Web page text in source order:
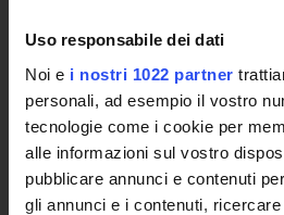
Uso responsabile dei dati
Noi e i nostri 1022 partner
personali, ad esempio il vostro
tecnologie come i cookie per
alle informazioni sul vostro
pubblicare annunci e contenuti
gli annunci e i contenuti,
Events
Institutional websites and
Access to the Database of the
Certified E-
Rector